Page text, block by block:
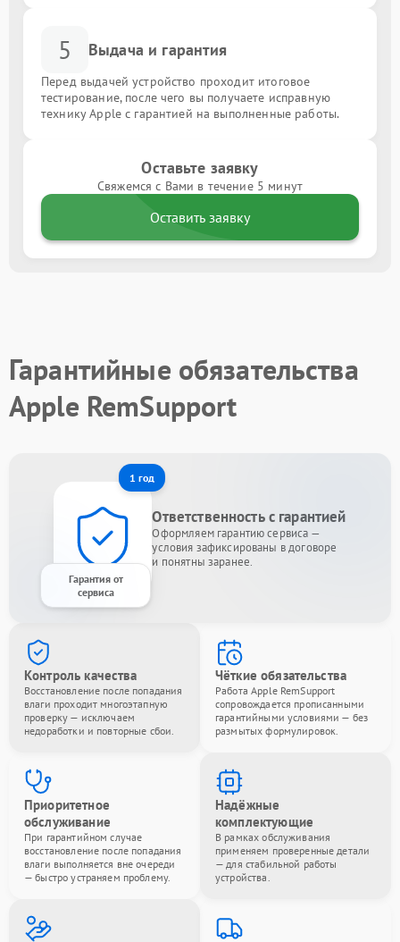
5 Выдача и гарантия
Перед выдачей устройство проходит итоговое
тестирование, после чего вы получаете исправную
технику Apple с гарантией на выполненные работы.
Оставьте заявку
Свяжемся с Вами в течение 5 минут
Оставить заявку
Гарантийные обязательства
Apple RemSupport
1 год
Гарантия от
сервиса
Ответственность с гарантией
Оформляем гарантию сервиса —
условия зафиксированы в договоре
и понятны заранее.
Контроль качества
Восстановление после попадания
влаги проходит многоэтапную
проверку — исключаем
недоработки и повторные сбои.
Чёткие обязательства
Работа Apple RemSupport
сопровождается прописанными
гарантийными условиями — без
размытых формулировок.
Приоритетное
обслуживание
При гарантийном случае
восстановление после попадания
влаги выполняется вне очереди
— быстро устраняем проблему.
Надёжные
комплектующие
В рамках обслуживания
применяем проверенные детали
— для стабильной работы
устройства.